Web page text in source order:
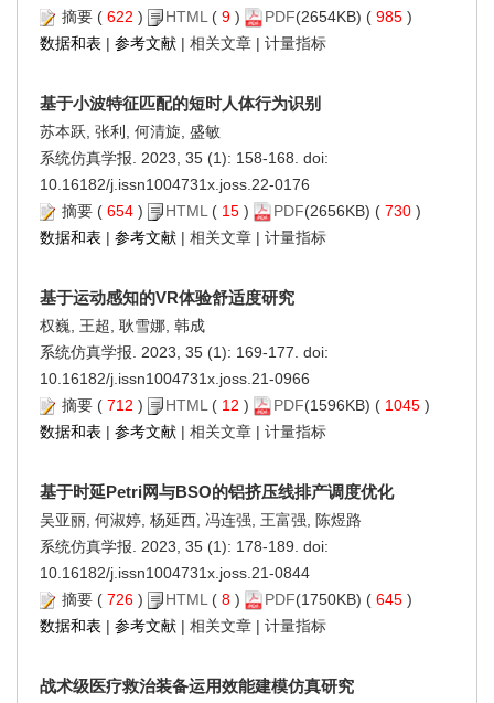
摘要 ( 622 ) HTML ( 9 ) PDF(2654KB) ( 985 )
数据和表 | 参考文献 | 相关文章 | 计量指标
基于小波特征匹配的短时人体行为识别
苏本跃, 张利, 何清旋, 盛敏
系统仿真学报. 2023, 35 (1): 158-168. doi:
10.16182/j.issn1004731x.joss.22-0176
摘要 ( 654 ) HTML ( 15 ) PDF(2656KB) ( 730 )
数据和表 | 参考文献 | 相关文章 | 计量指标
基于运动感知的VR体验舒适度研究
权巍, 王超, 耿雪娜, 韩成
系统仿真学报. 2023, 35 (1): 169-177. doi:
10.16182/j.issn1004731x.joss.21-0966
摘要 ( 712 ) HTML ( 12 ) PDF(1596KB) ( 1045 )
数据和表 | 参考文献 | 相关文章 | 计量指标
基于时延Petri网与BSO的铝挤压线排产调度优化
吴亚丽, 何淑婷, 杨延西, 冯连强, 王富强, 陈煜路
系统仿真学报. 2023, 35 (1): 178-189. doi:
10.16182/j.issn1004731x.joss.21-0844
摘要 ( 726 ) HTML ( 8 ) PDF(1750KB) ( 645 )
数据和表 | 参考文献 | 相关文章 | 计量指标
战术级医疗救治装备运用效能建模仿真研究